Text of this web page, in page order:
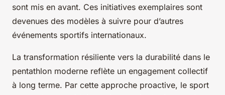
sont mis en avant. Ces initiatives exemplaires sont
devenues des modèles à suivre pour d’autres
événements sportifs internationaux.
La transformation résiliente vers la durabilité dans le
pentathlon moderne reflète un engagement collectif
à long terme. Par cette approche proactive, le sport